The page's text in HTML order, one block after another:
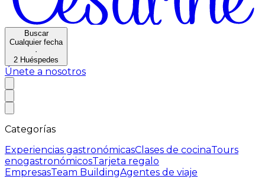
Buscar
Cualquier fecha
·
2 Huéspedes
Únete a nosotros
Categorías
Experiencias gastronómicasClases de cocinaTours
enogastronómicosTarjeta regalo
EmpresasTeam BuildingAgentes de viaje